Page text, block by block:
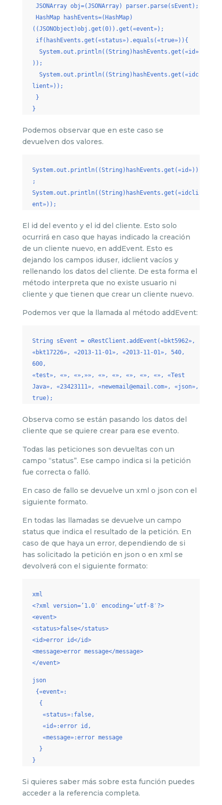
JSONArray obj=(JSONArray) parser.parse(sEvent);
HashMap hashEvents=(HashMap)
((JSONObject)obj.get(0)).get(«event»);
if(hashEvents.get(«status»).equals(«true»)){
System.out.println((String)hashEvents.get(«id»
));
System.out.println((String)hashEvents.get(«idc
lient»));
}
}
Podemos observar que en este caso se
devuelven dos valores.
System.out.println((String)hashEvents.get(«id»))
;
System.out.println((String)hashEvents.get(«idcli
ent»));
El id del evento y el id del cliente. Esto solo
ocurrirá en caso que hayas indicado la creación
de un cliente nuevo, en addEvent. Esto es
dejando los campos iduser, idclient vacíos y
rellenando los datos del cliente. De esta forma el
método interpreta que no existe usuario ni
cliente y que tienen que crear un cliente nuevo.
Podemos ver que la llamada al método addEvent:
String sEvent = oRestClient.addEvent(«bkt5962»,
«bkt17226», «2013-11-01», «2013-11-01», 540,
600,
«test», «», «»,»», «», «», «», «», «», «Test
Java», «23423111», «newemail@email.com», «json»,
true);
Observa como se están pasando los datos del
cliente que se quiere crear para ese evento.
Todas las peticiones son devueltas con un
campo “status”. Ese campo indica si la petición
fue correcta o falló.
En caso de fallo se devuelve un xml o json con el
siguiente formato.
En todas las llamadas se devuelve un campo
status que indica el resultado de la petición. En
caso de que haya un error, dependiendo de si
has solicitado la petición en json o en xml se
devolverá con el siguiente formato:
xml
<?xml version=’1.0′ encoding=’utf-8′?>
<event>
<status>false</status>
<id>error id</id>
<message>error message</message>
</event>
json
{«event»:
{
«status»:false,
«id»:error id,
«message»:error message
}
}
Si quieres saber más sobre esta función puedes
acceder a la referencia completa.